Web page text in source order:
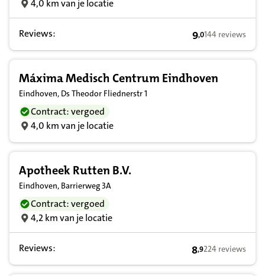
4,0 km van je locatie
Reviews: 9,0 op basis van
9,0144 reviews
Máxima Medisch Centrum Eindhoven
Eindhoven, Ds Theodor Fliednerstr 1
Contract: vergoed
4,0 km van je locatie
Apotheek Rutten B.V.
Eindhoven, Barrierweg 3A
Contract: vergoed
4,2 km van je locatie
Reviews: 8,9 op basis van
8,9224 reviews